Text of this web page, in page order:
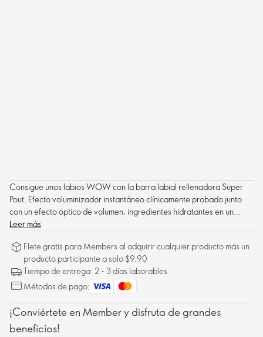
Consigue unos labios WOW con la barra labial rellenadora Super
Pout. Efecto voluminizador instantáneo clínicamente probado junto
con un efecto óptico de volumen, ingredientes hidratantes en un
acabado cremoso diseñado para durar 8 horas.
Leer más
Flete gratis para Members al adquirir cualquier producto más un
producto participante a solo $9.90
Tiempo de entrega: 2 - 3 días laborables
Métodos de pago:
¡Conviértete en Member y disfruta de grandes
beneficios!